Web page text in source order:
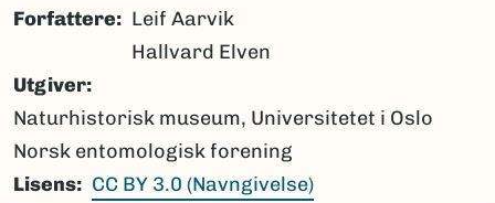
Forfattere
Leif Aarvik
Hallvard Elven
Utgiver
Naturhistorisk museum, Universitetet i Oslo
Norsk entomologisk forening
Lisens
CC BY 3.0 (Navngivelse)